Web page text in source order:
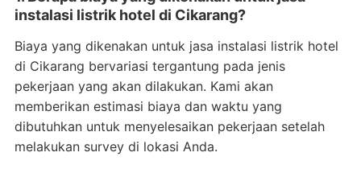
instalasi listrik hotel di Cikarang?
Biaya yang dikenakan untuk jasa instalasi listrik hotel
di Cikarang bervariasi tergantung pada jenis
pekerjaan yang akan dilakukan. Kami akan
memberikan estimasi biaya dan waktu yang
dibutuhkan untuk menyelesaikan pekerjaan setelah
melakukan survey di lokasi Anda.